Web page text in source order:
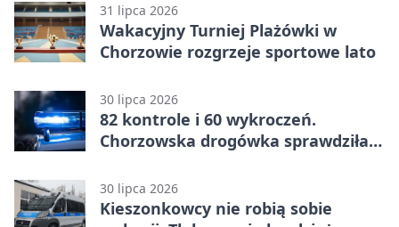
31 lipca 2026
Wakacyjny Turniej Plażówki w
Chorzowie rozgrzeje sportowe lato
30 lipca 2026
82 kontrole i 60 wykroczeń.
Chorzowska drogówka sprawdziła
30 lipca 2026
Kieszonkowcy nie robią sobie